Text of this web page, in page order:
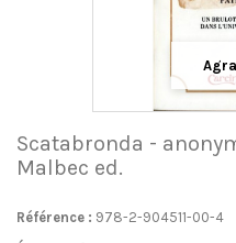
Scatabronda -
Malbec ed.
Référence : 978-2-904511-00-4